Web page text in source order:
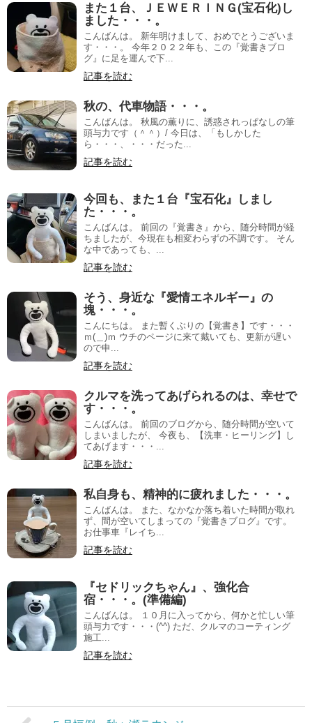
また１台、ＪＥＷＥＲＩＮＧ(宝石化)し
ました・・・。
こんばんは。 新年明けまして、おめでとうございま
す・・・。 今年２０２２年も、この『覚書きブロ
グ』に足を運んで下...
記事を読む
秋の、代車物語・・・。
こんばんは。 秋風の薫りに、誘惑されっぱなしの筆
頭与力です（＾＾）/ 今日は、「もしかした
ら・・・、・・・だった...
記事を読む
今回も、また１台『宝石化』しまし
た・・・。
こんばんは。 前回の『覚書き』から、随分時間が経
ちましたが、今現在も相変わらずの不調です。 そん
な中であっても、...
記事を読む
そう、身近な『愛情エネルギー』の
塊・・・。
こんにちは。 また暫くぶりの【覚書き】です・・・
ｍ(＿)ｍ ウチのページに来て戴いても、更新が遅い
ので申...
記事を読む
クルマを洗ってあげられるのは、幸せで
す・・・。
こんばんは。 前回のブログから、随分時間が空いて
しまいましたが、 今夜も、【洗車・ヒーリング】し
てあげます・・・...
記事を読む
私自身も、精神的に疲れました・・・。
こんばんは。 また、なかなか落ち着いた時間が取れ
ず、間が空いてしまっての『覚書きブログ』です。
お仕事車『レイち...
記事を読む
『セドリックちゃん』、強化合
宿・・・。(準備編)
こんばんは。 １０月に入ってから、何かと忙しい筆
頭与力です・・・(^^) ただ、クルマのコーティング
施工...
記事を読む